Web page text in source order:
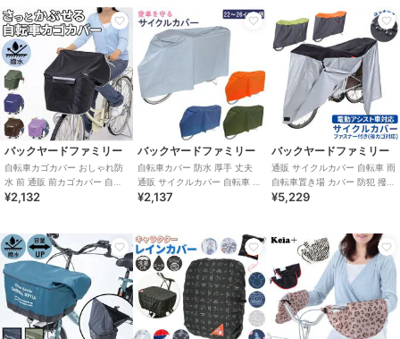
バックヤードファミリー
自転車カゴカバー おしゃれ防
水 前 通販 前カゴカバー 自転
車 撥水 はっ水 雨 ホコリ シン
¥2,132
バックヤードファミリー
自転車カバー 防水 厚手 丈夫
通販 サイクルカバー 自転車 雨
自転車置き場 カバー 防犯 撥水
¥2,137
バックヤードファミリー
通販 サイクルカバー 自転車 雨
自転車置き場 カバー 防犯 撥水
はっ水 風飛び防止 飛ばない バ
¥5,229